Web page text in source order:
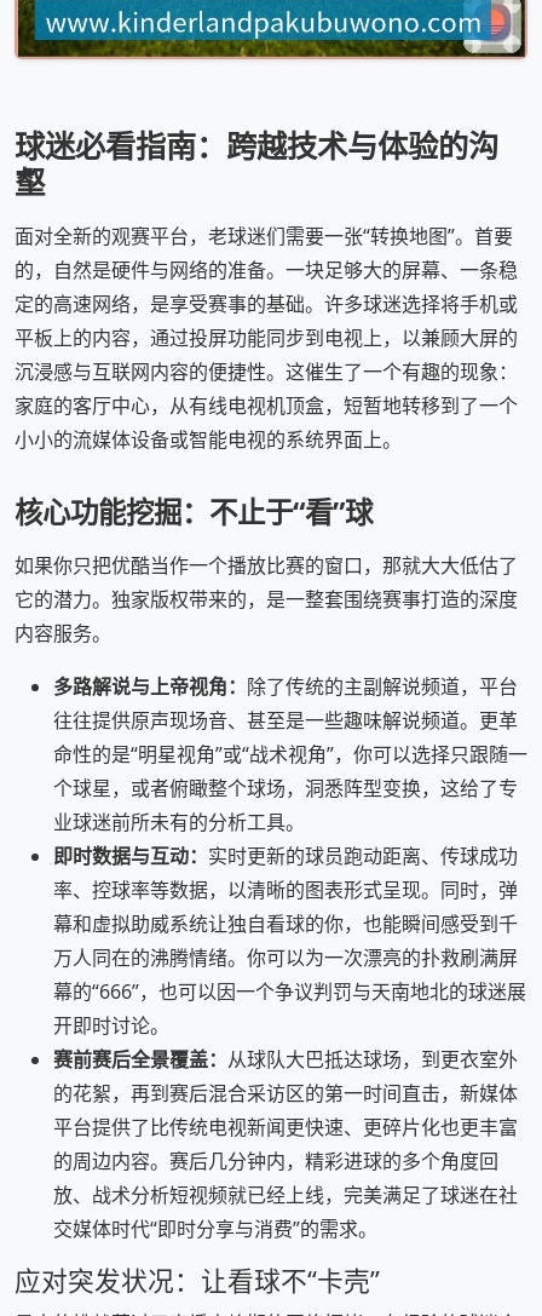
球迷必看指南：跨越技术与体验的沟
壑
面对全新的观赛平台，老球迷们需要一张“转换地图”。首要
的，自然是硬件与网络的准备。一块足够大的屏幕、一条稳
定的高速网络，是享受赛事的基础。许多球迷选择将手机或
平板上的内容，通过投屏功能同步到电视上，以兼顾大屏的
沉浸感与互联网内容的便捷性。这催生了一个有趣的现象：
家庭的客厅中心，从有线电视机顶盒，短暂地转移到了一个
小小的流媒体设备或智能电视的系统界面上。
核心功能挖掘：不止于“看”球
如果你只把优酷当作一个播放比赛的窗口，那就大大低估了
它的潜力。独家版权带来的，是一整套围绕赛事打造的深度
内容服务。
多路解说与上帝视角： 除了传统的主副解说频道，平台
往往提供原声现场音、甚至是一些趣味解说频道。更革
命性的是“明星视角”或“战术视角”，你可以选择只跟随一
个球星，或者俯瞰整个球场，洞悉阵型变换，这给了专
业球迷前所未有的分析工具。
即时数据与互动： 实时更新的球员跑动距离、传球成功
率、控球率等数据，以清晰的图表形式呈现。同时，弹
幕和虚拟助威系统让独自看球的你，也能瞬间感受到千
万人同在的沸腾情绪。你可以为一次漂亮的扑救刷满屏
幕的“666”，也可以因一个争议判罚与天南地北的球迷展
开即时讨论。
赛前赛后全景覆盖： 从球队大巴抵达球场，到更衣室外
的花絮，再到赛后混合采访区的第一时间直击，新媒体
平台提供了比传统电视新闻更快速、更碎片化也更丰富
的周边内容。赛后几分钟内，精彩进球的多个角度回
放、战术分析短视频就已经上线，完美满足了球迷在社
交媒体时代“即时分享与消费”的需求。
应对突发状况：让看球不“卡壳”